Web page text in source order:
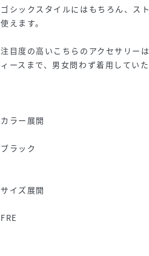
ゴシックスタイルにはもちろん、ス
使えます。
注目度の高いこちらのアクセサリー
ィースまで、男女問わず着用していた
カラー展開
ブラック
サイズ展開
FRE